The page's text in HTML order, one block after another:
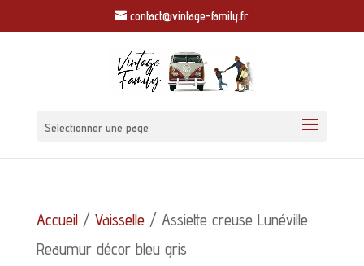
contact@vintage-family.fr
Sélectionner une page
Accueil/ Vaisselle/ Assiette creuse Lunéville
Reaumur décor bleu gris